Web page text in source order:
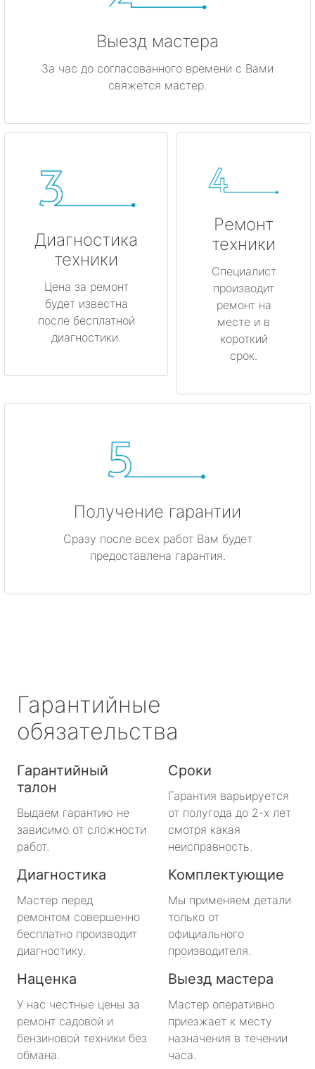
Выезд мастера
За час до согласованного времени с Вами
свяжется мастер.
Диагностика
техники
Цена за ремонт
будет известна
после бесплатной
диагностики.
Ремонт
техники
Специалист
производит
ремонт на
месте и в
короткий
срок.
Получение гарантии
Сразу после всех работ Вам будет
предоставлена гарантия.
Гарантийные
обязательства
Гарантийный
талон
Выдаем гарантию не
зависимо от сложности
работ.
Сроки
Гарантия варьируется
от полугода до 2-х лет
смотря какая
неисправность.
Диагностика
Мастер перед
ремонтом совершенно
бесплатно производит
диагностику.
Комплектующие
Мы применяем детали
только от
официального
производителя.
Наценка
У нас честные цены за
ремонт садовой и
бензиновой техники без
обмана.
Выезд мастера
Мастер оперативно
приезжает к месту
назначения в течении
часа.